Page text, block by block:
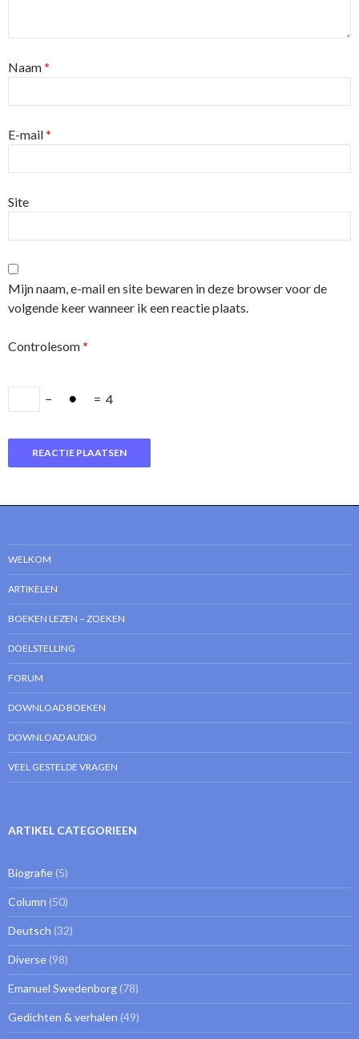
Naam*
E-mail*
Site
Mijn naam, e-mail en site bewaren in deze browser voor de
volgende keer wanneer ik een reactie plaats.
Controlesom*
− = 4
WELKOM
ARTIKELEN
BOEKEN LEZEN – ZOEKEN
DOELSTELLING
FORUM
DOWNLOAD BOEKEN
DOWNLOAD AUDIO
VEEL GESTELDE VRAGEN
ARTIKEL CATEGORIEEN
Biografie (5)
Column (50)
Deutsch (32)
Diverse (98)
Emanuel Swedenborg (78)
Gedichten & verhalen (49)